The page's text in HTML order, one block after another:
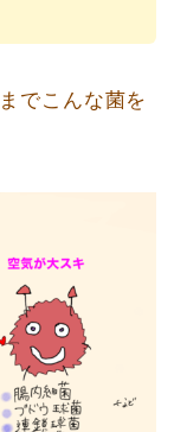
でこんな菌を